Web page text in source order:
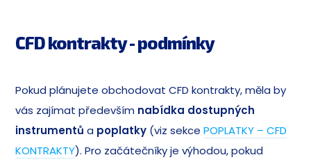
CFD kontrakty - podmínky
Pokud plánujete obchodovat CFD kontrakty, měla by
vás zajímat především nabídka dostupných
instrumentů a poplatky (viz sekcePOPLATKY – CFD
KONTRAKTY). Pro začátečníky je výhodou, pokud